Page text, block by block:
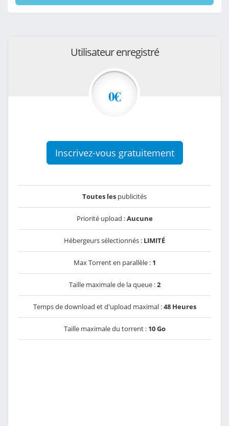
Utilisateur enregistré
0€
Inscrivez-vous gratuitement
Toutes les publicités
Priorité upload :Aucune
Hébergeurs sélectionnés : LIMITÉ
Max Torrent en parallèle : 1
Taille maximale de la queue :2
Temps de download et d'upload maximal :48 Heures
Taille maximale du torrent : 10 Go